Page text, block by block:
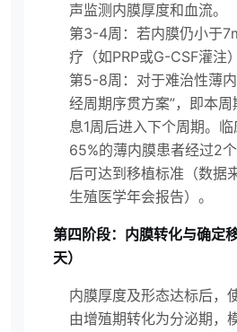
声监测内膜厚度和血流。
第3-4周：若内膜仍小于
疗（如PRP或G-CSF灌注
第5-8周：对于难治性薄
经周期序贯方案”，即本
息1周后进入下个周期。
65%的薄内膜患者经过2
后可达到移植标准（数据
生殖医学年会报告）。
第四阶段：内膜转化与确定
天）
内膜厚度及形态达标后，
由增殖期转化为分泌期，